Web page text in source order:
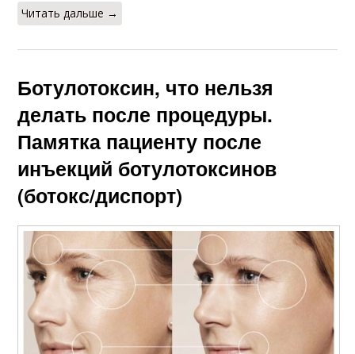
Читать дальше →
Ботулотоксин, что нельзя
делать после процедуры.
Памятка пациенту после
инъекций ботулотоксинов
(ботокс/диспорт)